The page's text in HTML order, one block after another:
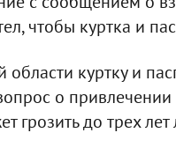
чтобы куртка и
куртку и
о
грозить до трех